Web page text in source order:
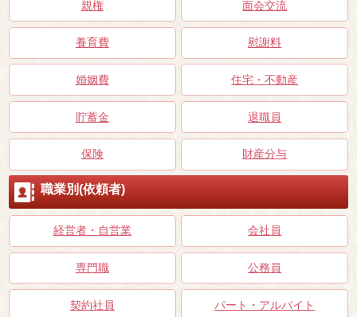
親権 面会交流
養育費 慰謝料
婚姻費 住宅・不動産
貯蓄金 退職員
保険 財産分与
職業別(依頼者)
経営者・自営業 会社員
専門職 公務員
契約社員 パート・アルバイト